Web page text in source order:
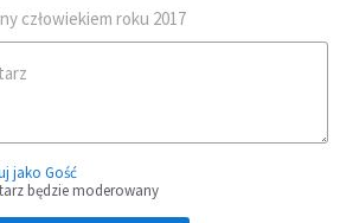
człowiekiem roku 2017
jako Gość
będzie moderowany